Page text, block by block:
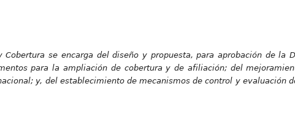
Cobertura se encarga del diseño y propuesta, para aprobación de la
para la ampliación de cobertura y de afiliación; del
y, del establecimiento de mecanismos de control y evaluación